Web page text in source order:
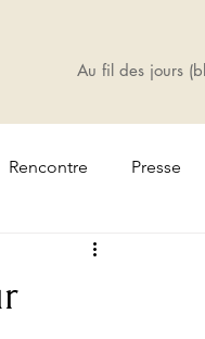
Au fil des jours
Rencontre Presse